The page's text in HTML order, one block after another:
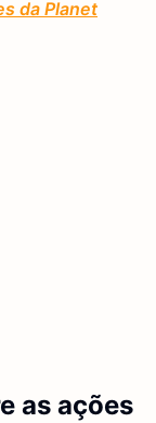
da Planet
as ações